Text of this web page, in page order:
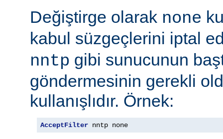
Değiştirge olarak none
kabul süzgeçlerini iptal
nntp gibi sunucunun
göndermesinin gerekli
kullanışlıdır. Örnek:
AcceptFilter nntp none